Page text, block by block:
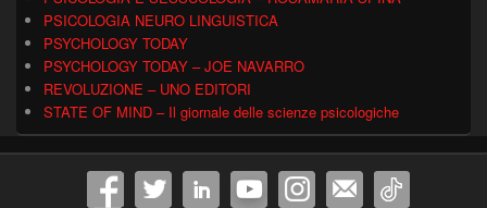
PSICOLOGIA NEURO LINGUISTICA
PSYCHOLOGY TODAY
PSYCHOLOGY TODAY – JOE NAVARRO
REVOLUZIONE – UNO EDITORI
STATE OF MIND – Il giornale delle scienze psicologiche